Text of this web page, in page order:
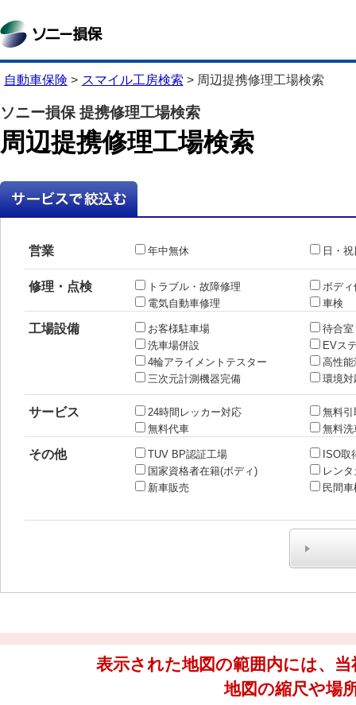
自動車保険 > スマイル工房検索 > 周辺提携修理工場検索
ソニー損保 提携修理工場検索
周辺提携修理工場検索
営業 年中無休 日・
修理・点検 トラブル・故障修理
ボディ
電気自動車修理
車検
工場設備 お客様駐車場
待合室
洗車場併設
EVス
4輪アライメントテスター
高性能
三次元計測機器完備
環境対
サービス 24時間レッカー対応
無料引
無料代車
無料洗
その他 TUV BP認証工場
ISO取
国家資格者在籍(ボディ)
レン
新車販売
民間
表示された地図の範囲内には、
地図の縮尺や場